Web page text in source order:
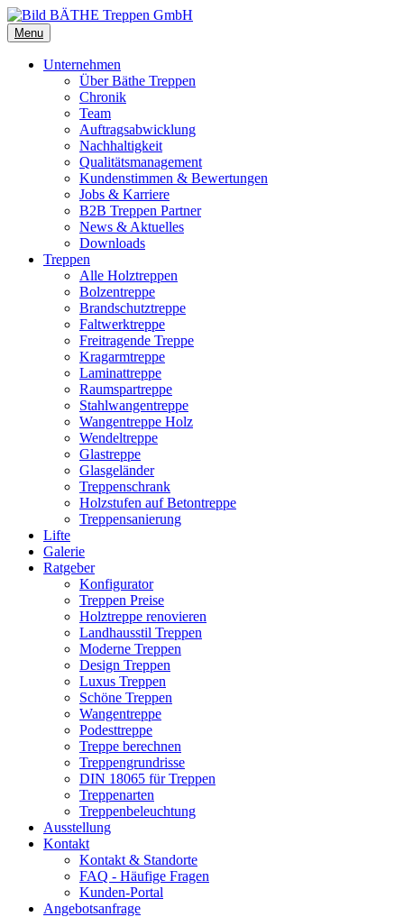
Menu
Unternehmen
Über Bäthe Treppen
Chronik
Team
Auftragsabwicklung
Nachhaltigkeit
Qualitätsmanagement
Kundenstimmen & Bewertungen
Jobs & Karriere
B2B Treppen Partner
News & Aktuelles
Downloads
Treppen
Alle Holztreppen
Bolzentreppe
Brandschutztreppe
Faltwerktreppe
Freitragende Treppe
Kragarmtreppe
Laminattreppe
Raumspartreppe
Stahlwangentreppe
Wangentreppe Holz
Wendeltreppe
Glastreppe
Glasgeländer
Treppenschrank
Holzstufen auf Betontreppe
Treppensanierung
Lifte
Galerie
Ratgeber
Konfigurator
Treppen Preise
Holztreppe renovieren
Landhausstil Treppen
Moderne Treppen
Design Treppen
Luxus Treppen
Schöne Treppen
Wangentreppe
Podesttreppe
Treppe berechnen
Treppengrundrisse
DIN 18065 für Treppen
Treppenarten
Treppenbeleuchtung
Ausstellung
Kontakt
Kontakt & Standorte
FAQ - Häufige Fragen
Kunden-Portal
Angebotsanfrage